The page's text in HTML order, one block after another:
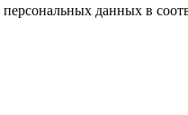
данных в